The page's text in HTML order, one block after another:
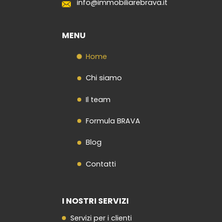
info@immobiliarebrava.it
MENU
Home
Chi siamo
Il team
Formula BRAVA
Blog
Contatti
I NOSTRI SERVIZI
Servizi per i clienti